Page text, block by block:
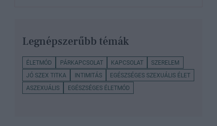
Legnépszerűbb témák
ÉLETMÓD PÁRKAPCSOLAT KAPCSOLAT
SZERELEM
JÓ SZEX TITKA
INTIMITÁS
EGÉSZSÉGES SZEXUÁLIS ÉLET
ASZEXUÁLIS
EGÉSZSÉGES ÉLETMÓD